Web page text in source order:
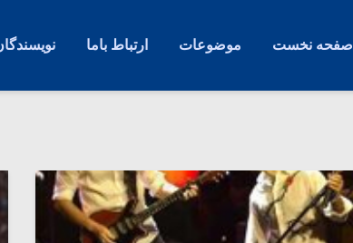
صفحه نخست موضوعات ارتباط باما